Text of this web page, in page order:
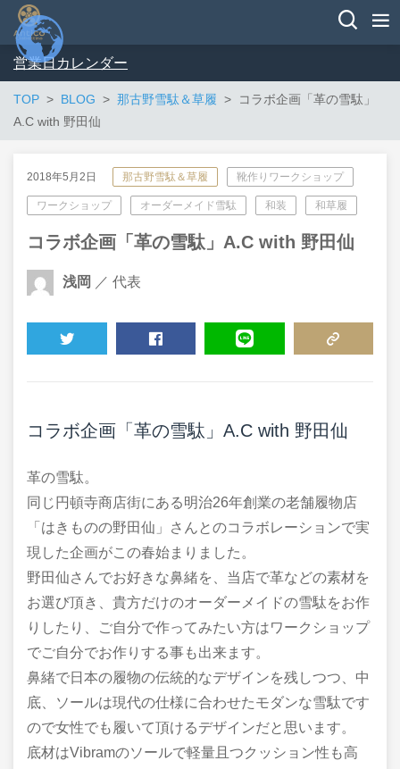
営業日カレンダー
TOP BLOG 那古野雪駄＆草履
コラボ企画「革の雪駄」
A.C with 野田仙
2018年5月2日 那古野雪駄＆草履 靴作りワークショップ
ワークショップ オーダーメイド雪駄 和装 和草履
コラボ企画「革の雪駄」A.C with 野田仙
浅岡 ／ 代表
コラボ企画「革の雪駄」A.C with 野田仙
革の雪駄。
同じ円頓寺商店街にある明治26年創業の老舗履物店
「はきものの野田仙」さんとのコラボレーションで実
現した企画がこの春始まりました。
野田仙さんでお好きな鼻緒を、当店で革などの素材を
お選び頂き、貴方だけのオーダーメイドの雪駄をお作
りしたり、ご自分で作ってみたい方はワークショップ
でご自分でお作りする事も出来ます。
​​鼻緒で日本の履物の伝統的なデザインを残しつつ、中
底、ソールは現代の仕様に合わせたモダンな雪駄です
ので女性でも履いて頂けるデザインだと思います。
​底材はVibramのソールで軽量且つクッション性も高